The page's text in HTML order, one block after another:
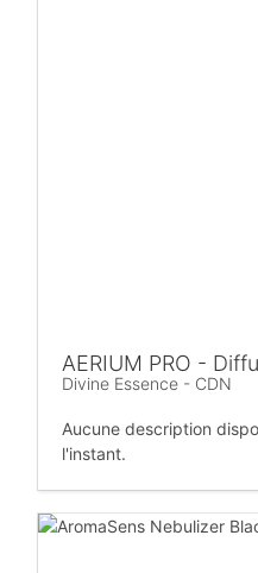
AERIUM PRO -
Divine Essence - CDN
Aucune description
l'instant.